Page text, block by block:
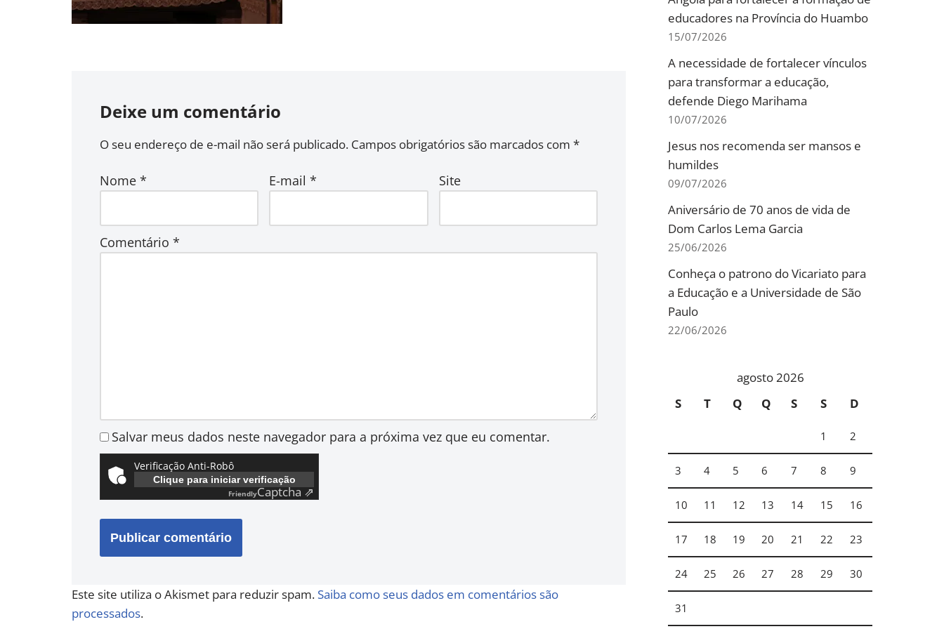
Deixe um comentário
O seu endereço de e-mail não será publicado. Campos obrigatórios são marcados com *
Nome * E-mail* Site
Comentário *
Salvar meus dados neste navegador para a próxima vez que eu comentar.
Verificação Anti-Robô
Clique para iniciar verificação
FriendlyCaptcha ⇗
Este site utiliza o Akismet para reduzir spam. Saiba como seus dados em comentários são
processados.
educadores na Província do Huambo
15/07/2026
A necessidade de fortalecer vínculos
para transformar a educação,
defende Diego Marihama
10/07/2026
Jesus nos recomenda ser mansos e
humildes
09/07/2026
Aniversário de 70 anos de vida de
Dom Carlos Lema Garcia
25/06/2026
Conheça o patrono do Vicariato para
a Educação e a Universidade de São
Paulo
22/06/2026
agosto 2026
S
T Q Q S S D
1 2
3 4 5 6 7 8 9
10 11 12 13 14 15 16
17 18 19 20 21 22 23
24 25 26 27 28 29 30
31